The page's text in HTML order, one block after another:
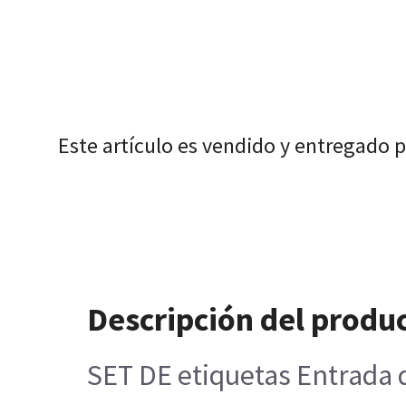
Este artículo es vendido y entregado
Descripción del
SET DE etiquetas Entrada